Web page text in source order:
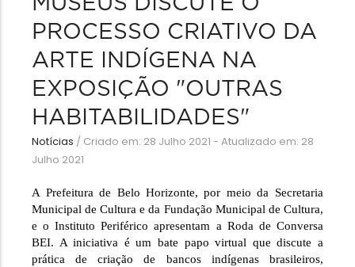
PROCESSO CRIATIVO DA
ARTE INDÍGENA NA
EXPOSIÇÃO "OUTRAS
HABITABILIDADES"
Notícias / Criado em: 28 Julho 2021 - Atualizado em: 28
Julho 2021
A Prefeitura de Belo Horizonte, por meio da Secretaria
Municipal de Cultura e da Fundação Municipal de Cultura,
e o Instituto Periférico apresentam a Roda de Conversa
BEI. A iniciativa é um bate papo virtual que discute a
prática de criação de bancos indígenas brasileiros,